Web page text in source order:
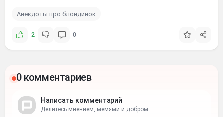
Анекдоты про блондинок
2 0
0 комментариев
Написать комментарий
Делитесь мнением, мемами и добром